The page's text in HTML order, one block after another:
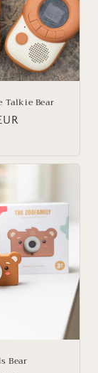
Talkie Bear
Bear